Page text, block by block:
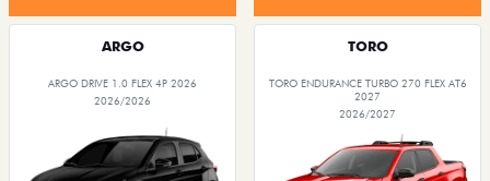
ARGO
ARGO DRIVE 1.0 FLEX 4P 2026
2026/2026
TORO
TORO ENDURANCE TURBO 270 FLEX AT6
2027
2026/2027